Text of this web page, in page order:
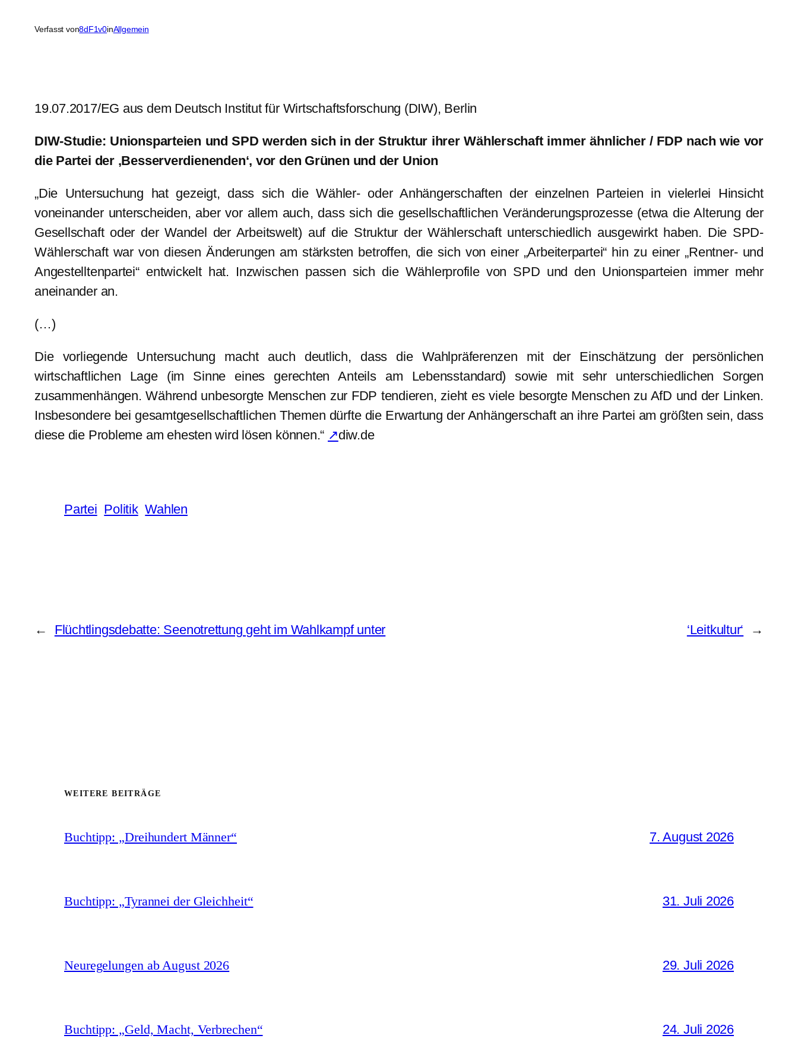
Verfasst von8dF1v0inAllgemein
19.07.2017/EG aus dem Deutsch Institut für Wirtschaftsforschung (DIW), Berlin
DIW-Studie: Unionsparteien und SPD werden sich in der Struktur ihrer Wählerschaft immer ähnlicher / FDP nach wie vor
die Partei der ‚Besserverdienenden‘, vor den Grünen und der Union
„Die Untersuchung hat gezeigt, dass sich die Wähler- oder Anhängerschaften der einzelnen Parteien in vielerlei Hinsicht
voneinander unterscheiden, aber vor allem auch, dass sich die gesellschaftlichen Veränderungsprozesse (etwa die Alterung der
Gesellschaft oder der Wandel der Arbeitswelt) auf die Struktur der Wählerschaft unterschiedlich ausgewirkt haben. Die SPD-
Wählerschaft war von diesen Änderungen am stärksten betroffen, die sich von einer „Arbeiterpartei“ hin zu einer „Rentner- und
Angestelltenpartei“ entwickelt hat. Inzwischen passen sich die Wählerprofile von SPD und den Unionsparteien immer mehr
aneinander an.
(…)
Die vorliegende Untersuchung macht auch deutlich, dass die Wahlpräferenzen mit der Einschätzung der persönlichen
wirtschaftlichen Lage (im Sinne eines gerechten Anteils am Lebensstandard) sowie mit sehr unterschiedlichen Sorgen
zusammenhängen. Während unbesorgte Menschen zur FDP tendieren, zieht es viele besorgte Menschen zu AfD und der Linken.
Insbesondere bei gesamtgesellschaftlichen Themen dürfte die Erwartung der Anhängerschaft an ihre Partei am größten sein, dass
diese die Probleme am ehesten wird lösen können.“ ↗diw.de
Partei Politik Wahlen
← Flüchtlingsdebatte: Seenotrettung geht im Wahlkampf unter ‘Leitkultur‘ →
WEITERE BEITRÄGE
Buchtipp: „Dreihundert Männer“ 7. August 2026
Buchtipp: „Tyrannei der Gleichheit“ 31. Juli 2026
Neuregelungen ab August 2026 29. Juli 2026
Buchtipp: „Geld, Macht, Verbrechen“ 24. Juli 2026